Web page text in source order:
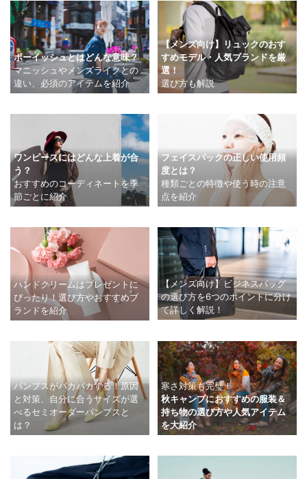
ボーイッシュとはどんな意味？
マニッシュやメンズライクとの
違い、必須のアイテムを紹介
【メンズ向け】リュックのおす
すめモデル・人気ブランドを厳
選！
選び方も解説
ワンピースにはどんな上着が合
う？
おすすめのコーディネートを季
節ごとに紹介
フェイスパックの正しい使用頻
度とは？
種類ごとの特徴や使う時の注意
点を紹介
ハンドクリームはプレゼントに
ぴったり！選び方やおすすめブ
ランドを紹介
【メンズ向け】ビジネスバッグ
の選び方を6つのポイントに分け
て詳しく解説！
パンプスがパカパカする！原因
と対策、自分に合うサイズが選
べるセミオーダーパンプスと
は？
寒さ対策も完璧！
秋キャンプにおすすめの服装＆
持ち物の選び方や人気アイテム
を大紹介